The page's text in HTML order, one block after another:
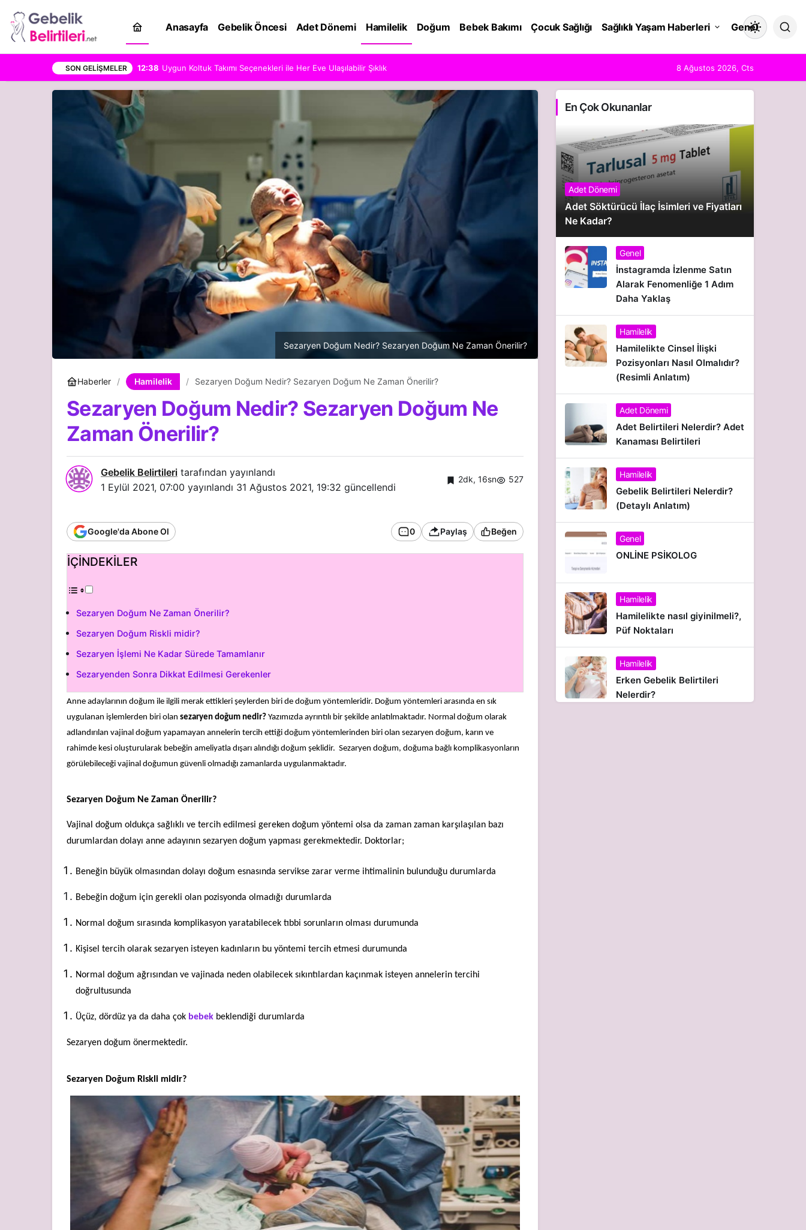
Anasayfa Gebelik Öncesi Adet Dönemi Hamilelik Doğum Bebek Bakımı Çocuk Sağlığı Sağlıklı Yaşam Haberleri GenelMod
Gündüz modunu seçin.
Gece Modu
Gece modunu seçin.
Sistem Modu
SON GELIŞMELER 12:38 Uygun Koltuk Takımı Seçenekleri ile Her Eve Ulaşılabilir Şıklık 8 Ağustos 2026, Cts
Sezaryen Doğum Nedir? Sezaryen Doğum Ne Zaman Önerilir?
Haberler Hamilelik Sezaryen Doğum Nedir? Sezaryen Doğum Ne Zaman Önerilir?
Sezaryen Doğum Nedir? Sezaryen Doğum Ne
Zaman Önerilir?
Gebelik Belirtileri tarafından yayınlandı
1 Eylül 2021, 07:00 yayınlandı 31 Ağustos 2021, 19:32 güncellendi
2dk, 16sn 527
Google'da Abone Ol 0 Paylaş Beğen
İÇİNDEKİLER
Sezaryen Doğum Ne Zaman Önerilir?
Sezaryen Doğum Riskli midir?
Sezaryen İşlemi Ne Kadar Sürede Tamamlanır
Sezaryenden Sonra Dikkat Edilmesi Gerekenler
Anne adaylarının doğum ile ilgili merak ettikleri şeylerden biri de doğum yöntemleridir. Doğum yöntemleri arasında en sık
uygulanan işlemlerden biri olansezaryen doğum nedir? Yazımızda ayrıntılı bir şekilde anlatılmaktadır. Normal doğum olarak
adlandırılan vajinal doğum yapamayan annelerin tercih ettiği doğum yöntemlerinden biri olan sezaryen doğum, karın ve
rahimde kesi oluşturularak bebeğin ameliyatla dışarı alındığı doğum şeklidir. Sezaryen doğum, doğuma bağlı komplikasyonların
görülebileceği vajinal doğumun güvenli olmadığı zamanlarda uygulanmaktadır.
Sezaryen Doğum Ne Zaman Önerilir?
Vajinal doğum oldukça sağlıklı ve tercih edilmesi gereken doğum yöntemi olsa da zaman zaman karşılaşılan bazı
durumlardan dolayı anne adayınınsezaryen doğum yapması gerekmektedir. Doktorlar;
Beneğin büyük olmasından dolayı doğum esnasındaservikse zarar verme ihtimalinin bulunduğu durumlarda
Bebeğin doğum için gerekli olan pozisyonda olmadığı durumlarda
Normal doğum sırasında komplikasyon yaratabilecek tıbbi sorunların olması durumunda
Kişisel tercih olarak sezaryen isteyen kadınların bu yöntemi tercih etmesi durumunda
Normal doğum ağrısından ve vajinada neden olabilecek sıkıntılardan kaçınmak isteyen annelerintercihi
doğrultusunda
Üçüz, dördüz ya da daha çok bebek beklendiği durumlarda
Sezaryen doğum önermektedir.
Sezaryen Doğum Riskli midir?
En Çok Okunanlar
Adet Dönemi
Adet Söktürücü İlaç İsimleri ve Fiyatları
Ne Kadar?
Genel
İnstagramda İzlenme Satın
Alarak Fenomenliğe 1 Adım
Daha Yaklaş
Hamilelik
Hamilelikte Cinsel İlişki
Pozisyonları Nasıl Olmalıdır?
(Resimli Anlatım)
Adet Dönemi
Adet Belirtileri Nelerdir? Adet
Kanaması Belirtileri
Hamilelik
Gebelik Belirtileri Nelerdir?
(Detaylı Anlatım)
Genel
ONLİNE PSİKOLOG
Hamilelik
Hamilelikte nasıl giyinilmeli?,
Püf Noktaları
Hamilelik
Erken Gebelik Belirtileri
Nelerdir?